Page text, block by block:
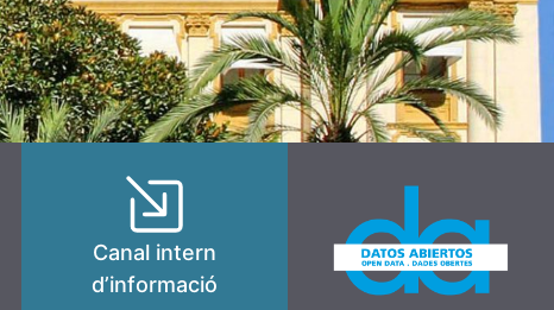
Canal intern
d’informació